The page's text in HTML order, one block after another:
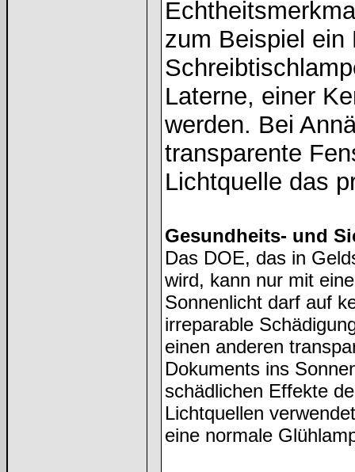
zum Beispiel ein
Laterne, einer
werden. Bei
transparente
Lichtquelle das
Gesundheits- und
Das DOE, das in
wird, kann nur mit
Sonnenlicht darf auf
irreparable
einen anderen
Dokuments ins
schädlichen Effekte
Lichtquellen
eine normale